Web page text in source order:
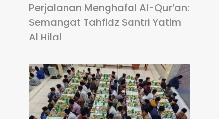
Perjalanan Menghafal Al-Qur’an:
Semangat Tahfidz Santri Yatim
Al Hilal